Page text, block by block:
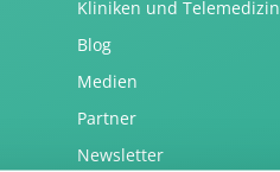
Kliniken und Telemedizin
Blog
Medien
Partner
Newsletter